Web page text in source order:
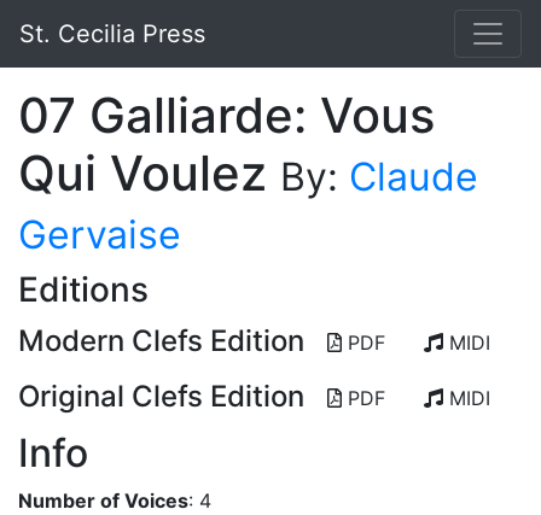
St. Cecilia Press
07 Galliarde: Vous
Qui Voulez By: Claude
Gervaise
Editions
Modern Clefs Edition PDF MIDI
Original Clefs Edition PDF MIDI
Info
Number of Voices: 4